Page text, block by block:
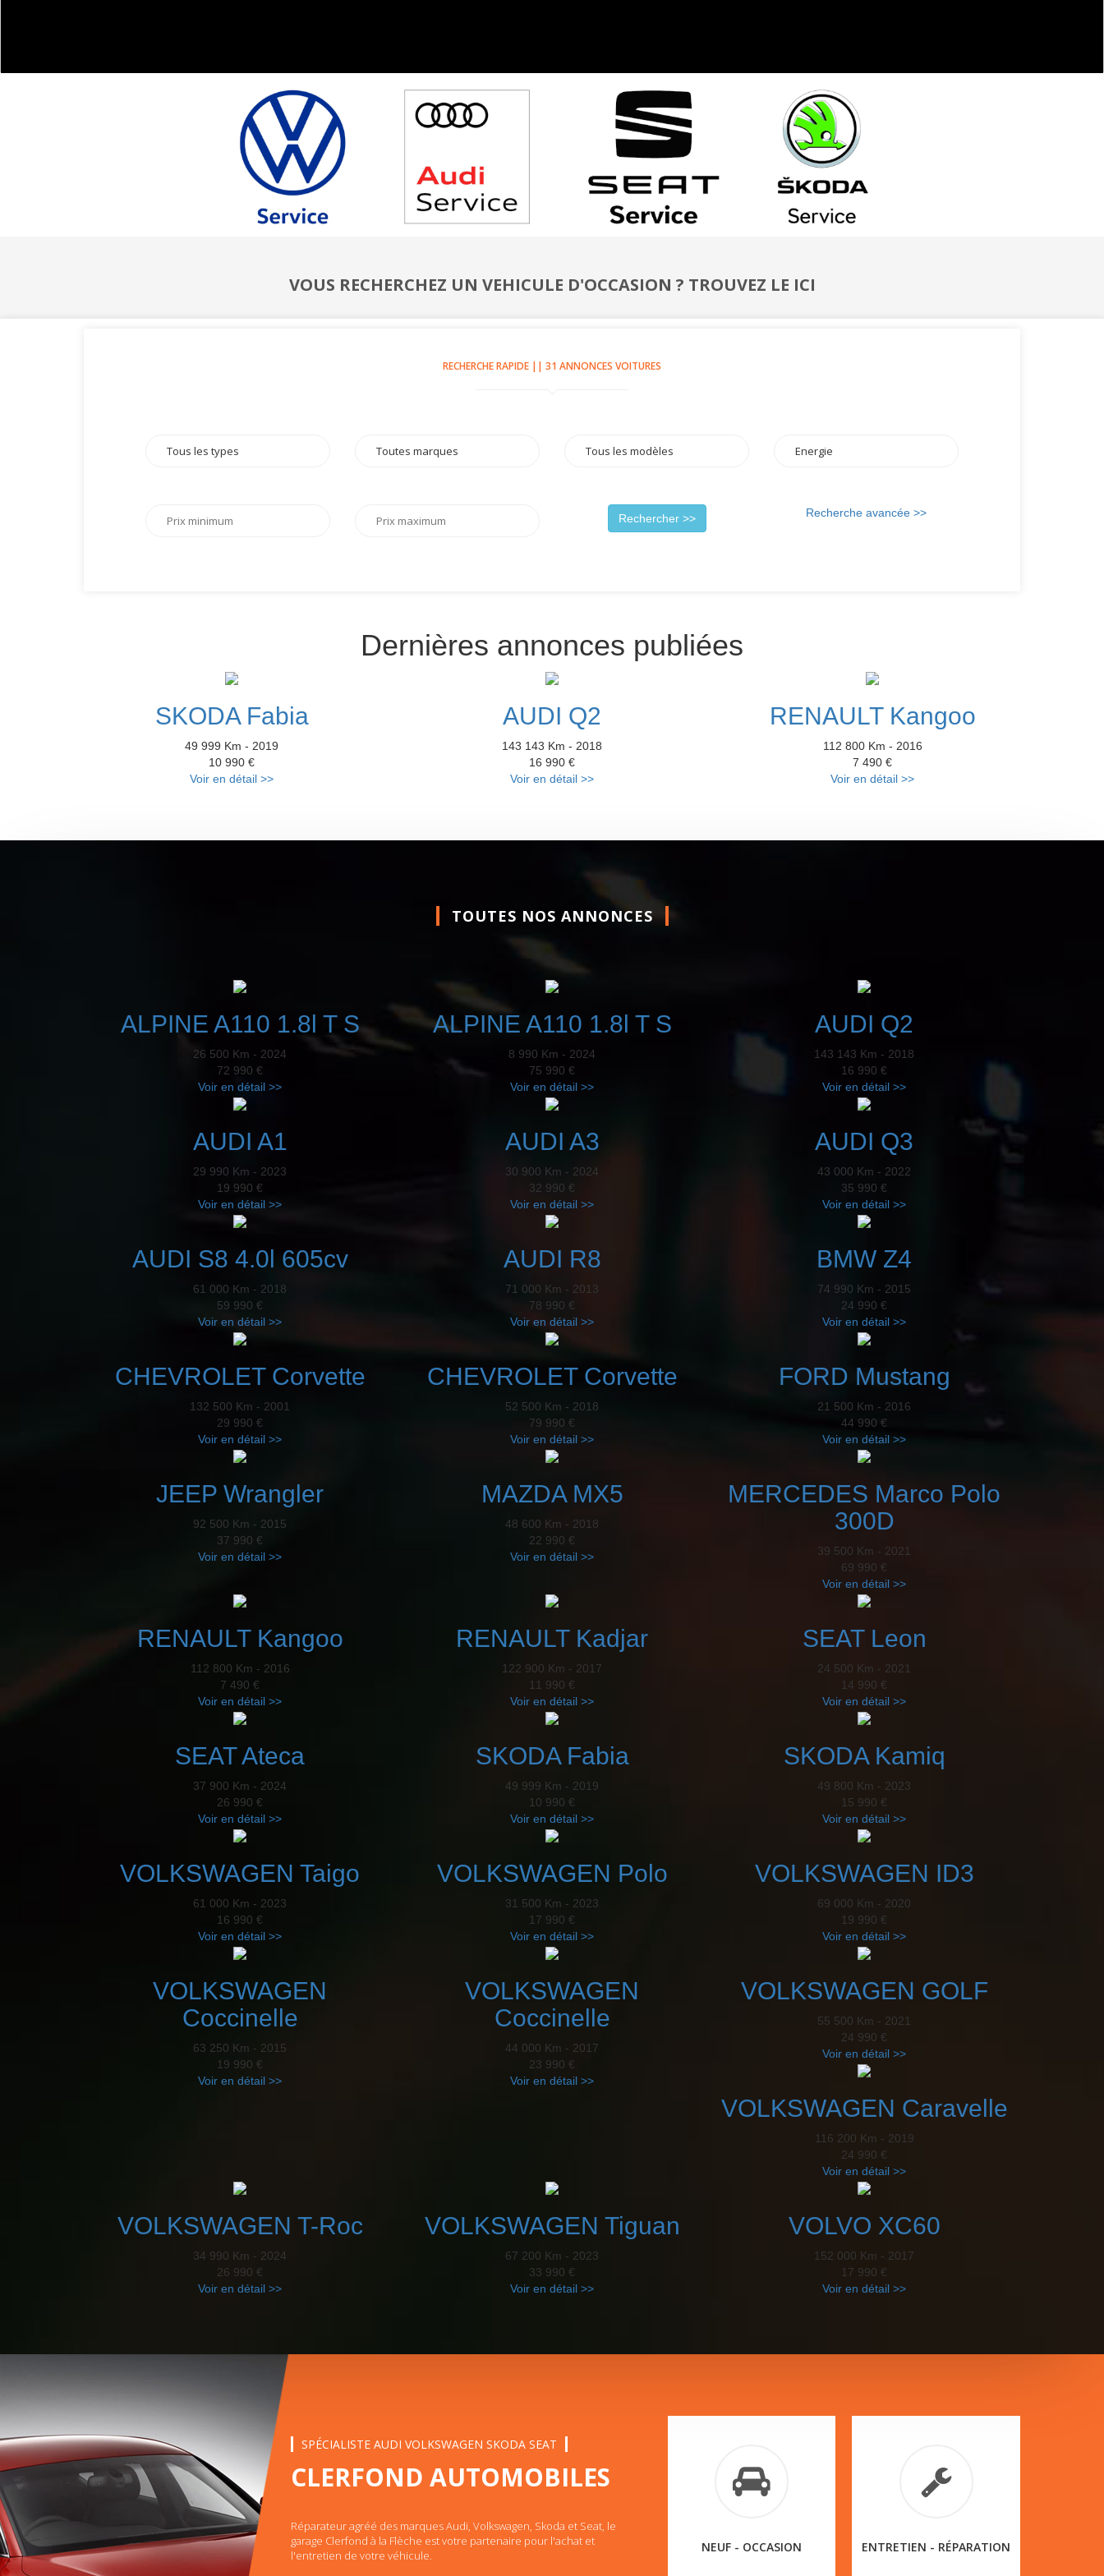
VOUS RECHERCHEZ UN VEHICULE D'OCCASION ? TROUVEZ LE ICI
RECHERCHE RAPIDE || 31 ANNONCES VOITURES
Recherche avancée >>
Dernières annonces publiées
SKODA Fabia
49 999 Km - 2019
10 990 €
Voir en détail >>
AUDI Q2
143 143 Km - 2018
16 990 €
Voir en détail >>
RENAULT Kangoo
112 800 Km - 2016
7 490 €
Voir en détail >>
TOUTES NOS ANNONCES
ALPINE A110 1.8l T S
26 500 Km - 2024
72 990 €
Voir en détail >>
ALPINE A110 1.8l T S
8 990 Km - 2024
75 990 €
Voir en détail >>
AUDI Q2
143 143 Km - 2018
16 990 €
Voir en détail >>
AUDI A1
29 990 Km - 2023
19 990 €
Voir en détail >>
AUDI A3
30 900 Km - 2024
32 990 €
Voir en détail >>
AUDI Q3
43 000 Km - 2022
35 990 €
Voir en détail >>
AUDI S8 4.0l 605cv
61 000 Km - 2018
59 990 €
Voir en détail >>
AUDI R8
71 000 Km - 2013
78 990 €
Voir en détail >>
BMW Z4
74 990 Km - 2015
24 990 €
Voir en détail >>
CHEVROLET Corvette
132 500 Km - 2001
29 990 €
Voir en détail >>
CHEVROLET Corvette
52 500 Km - 2018
79 990 €
Voir en détail >>
FORD Mustang
21 500 Km - 2016
44 990 €
Voir en détail >>
JEEP Wrangler
92 500 Km - 2015
37 990 €
Voir en détail >>
MAZDA MX5
48 600 Km - 2018
22 990 €
Voir en détail >>
MERCEDES Marco Polo
300D
39 500 Km - 2021
69 990 €
Voir en détail >>
RENAULT Kangoo
112 800 Km - 2016
7 490 €
Voir en détail >>
RENAULT Kadjar
122 900 Km - 2017
11 990 €
Voir en détail >>
SEAT Leon
24 500 Km - 2021
14 990 €
Voir en détail >>
SEAT Ateca
37 900 Km - 2024
26 990 €
Voir en détail >>
SKODA Fabia
49 999 Km - 2019
10 990 €
Voir en détail >>
SKODA Kamiq
49 800 Km - 2023
15 990 €
Voir en détail >>
VOLKSWAGEN Taigo
61 000 Km - 2023
16 990 €
Voir en détail >>
VOLKSWAGEN Polo
31 500 Km - 2023
17 990 €
Voir en détail >>
VOLKSWAGEN ID3
69 000 Km - 2020
19 990 €
Voir en détail >>
VOLKSWAGEN
Coccinelle
63 250 Km - 2015
19 990 €
Voir en détail >>
VOLKSWAGEN
Coccinelle
44 000 Km - 2017
23 990 €
Voir en détail >>
VOLKSWAGEN GOLF
55 500 Km - 2021
24 990 €
Voir en détail >>
VOLKSWAGEN Caravelle
116 200 Km - 2019
24 990 €
Voir en détail >>
VOLKSWAGEN T-Roc
34 990 Km - 2024
26 990 €
Voir en détail >>
VOLKSWAGEN Tiguan
67 200 Km - 2023
33 990 €
Voir en détail >>
VOLVO XC60
152 000 Km - 2017
17 990 €
Voir en détail >>
SPÉCIALISTE AUDI VOLKSWAGEN SKODA SEAT
CLERFOND AUTOMOBILES
Réparateur agréé des marques Audi, Volkswagen, Skoda et Seat, le
garage Clerfond à la Flèche est votre partenaire pour l'achat et
l'entretien de votre véhicule.
NEUF - OCCASION ENTRETIEN - RÉPARATION